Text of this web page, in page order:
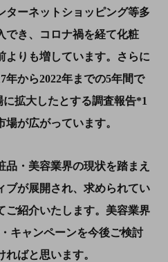
ターネットショッピング等多
でき、コロナ禍を経て化粧
よりも増しています。さらに
年から2022年までの5年間で
に拡大したとする調査報告*1
が広がっています。
・美容業界の現状を踏まえ
ブが展開され、求められてい
紹介いたします。美容業界
キャンペーンを今後ご検討
ばと思います。